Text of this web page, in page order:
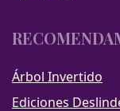
Árbol Invertido
Ediciones